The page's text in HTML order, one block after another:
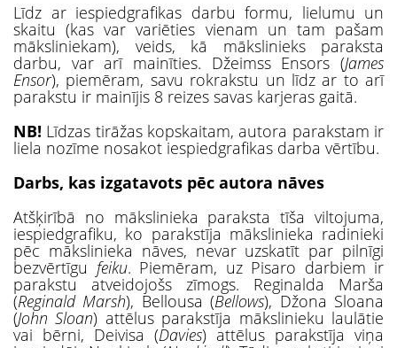
Līdz ar iespiedgrafikas darbu formu, lielumu un
skaitu (kas var variēties vienam un tam pašam
māksliniekam), veids, kā mākslinieks paraksta
darbu, var arī mainīties. Džeimss Ensors (James
Ensor), piemēram, savu rokrakstu un līdz ar to arī
parakstu ir mainījis 8 reizes savas karjeras gaitā.
NB! Līdzas tirāžas kopskaitam, autora parakstam ir
liela nozīme nosakot iespiedgrafikas darba vērtību.
Darbs, kas izgatavots pēc autora nāves
Atšķirībā no mākslinieka paraksta tīša viltojuma,
iespiedgrafiku, ko parakstīja mākslinieka radinieki
pēc mākslinieka nāves, nevar uzskatīt par pilnīgi
bezvērtīgu feiku. Piemēram, uz Pisaro darbiem ir
parakstu atveidojošs zīmogs. Reginalda Marša
(Reginald Marsh), Bellousa (Bellows), Džona Sloana
(John Sloan) attēlus parakstīja mākslinieku laulātie
vai bērni, Deivisa (Davies) attēlus parakstīja viņa